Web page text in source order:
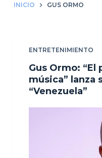
INICIO GUS ORMO
ENTRETENIMIENTO
Gus Ormo: “El
música” lanza
“Venezuela”